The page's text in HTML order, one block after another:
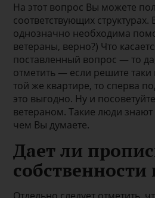
На этот вопрос Вы можете
соответствующих структурах.
однозначно необходима
ветераны, верно?) Что
поставленный вопрос — то
отметить — если решите
той же квартире, то сперва
это выгодно. Ну и
ветераном. Такие люди
чем Вы думаете.
Дает ли